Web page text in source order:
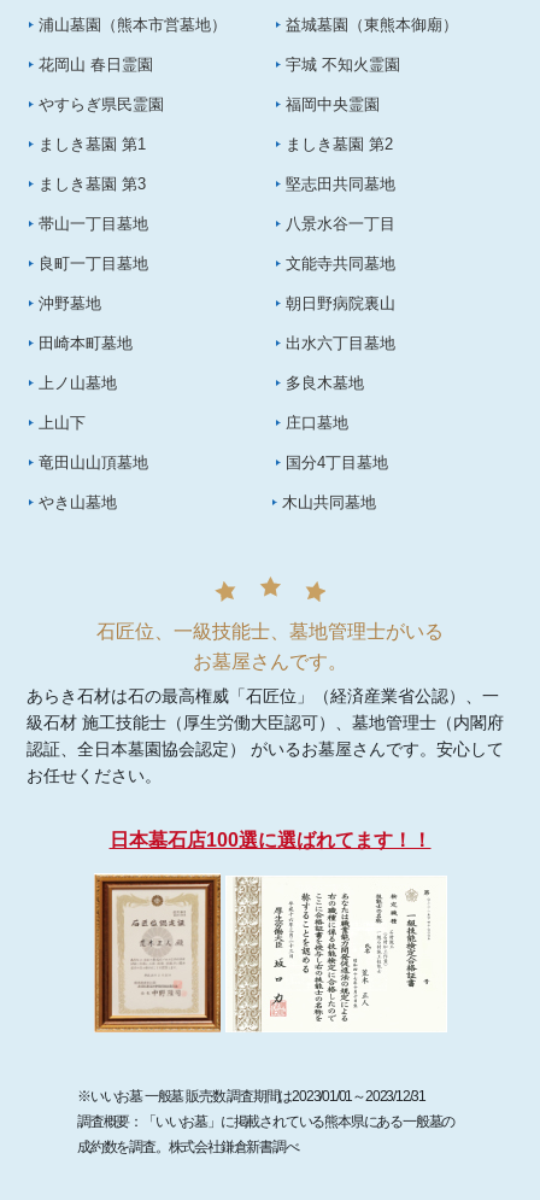
浦山墓園（熊本市営墓地） 益城墓園（東熊本御廟）
花岡山 春日霊園 宇城 不知火霊園
やすらぎ県民霊園 福岡中央霊園
ましき墓園 第1 ましき墓園 第2
ましき墓園 第3 堅志田共同墓地
帯山一丁目墓地 八景水谷一丁目
良町一丁目墓地 文能寺共同墓地
沖野墓地 朝日野病院裏山
田崎本町墓地 出水六丁目墓地
上ノ山墓地 多良木墓地
上山下 庄口墓地
竜田山山頂墓地 国分4丁目墓地
やき山墓地 木山共同墓地
石匠位、一級技能士、墓地管理士がいる
お墓屋さんです。
あらき石材は石の最高権威「石匠位」（経済産業省公認）、一
級石材 施工技能士（厚生労働大臣認可）、墓地管理士（内閣府
認証、全日本墓園協会認定） がいるお墓屋さんです。安心して
お任せください。
日本墓石店100選に選ばれてます！！
※いいお墓 一般墓 販売数 調査期間は2023/01/01～2023/12/31
調査概要：「いいお墓」に掲載されている熊本県にある一般墓の
成約数を調査。株式会社鎌倉新書調べ